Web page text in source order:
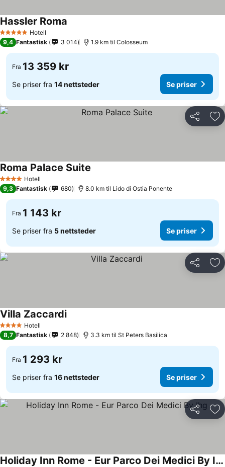
5 Stjerner Hotell
Hassler Roma
9,4 Fantastisk 3 014 1.9 km til Colosseum
Fra 13 359 kr
Se priser fra 14 nettsteder Se priser
Del
4 StjernerHotell
Roma Palace Suite
9,3 Fantastisk 680 8.0 km til Lido di Ostia Ponente
Fra 1 143 kr
Se priser fra 5 nettsteder Se priser
Del
4 StjernerHotell
Villa Zaccardi
8,7 Fantastisk 2 848 3.3 km til St Peters Basilica
Fra 1 293 kr
Se priser fra 16 nettsteder Se priser
Del
Holiday Inn Rome - Eur Parco Dei Medici By Ihg